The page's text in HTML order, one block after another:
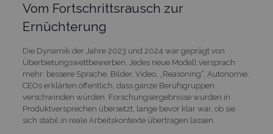
Vom Fortschrittsrausch zur
Ernüchterung
Die Dynamik der Jahre 2023 und 2024 war geprägt von
Überbietungswettbewerben. Jedes neue Modell versprach
mehr: bessere Sprache, Bilder, Video, „Reasoning“, Autonomie.
CEOs erklärten öffentlich, dass ganze Berufsgruppen
verschwinden würden. Forschungsergebnisse wurden in
Produktversprechen übersetzt, lange bevor klar war, ob sie
sich stabil in reale Arbeitskontexte übertragen lassen.